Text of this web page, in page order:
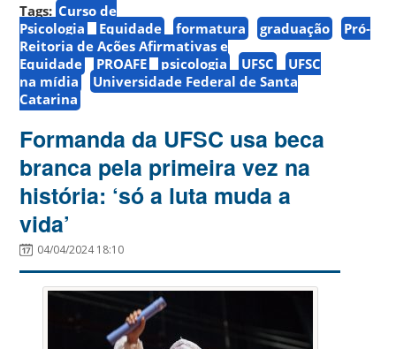
Tags: Curso de
Psicologia
Equidade formatura graduação
Pró-
Reitoria de Ações Afirmativas e
Equidade
PROAFE psicologia UFSC
UFSC
na mídia
Universidade Federal de Santa
Catarina
Formanda da UFSC usa beca
branca pela primeira vez na
história: ‘só a luta muda a
vida’
04/04/2024 18:10